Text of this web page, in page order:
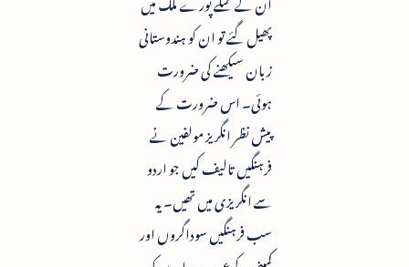
پھیل گئے تو ان کو ہندوستانی
زبان سیکھنے کی ضرورت
ہوئی۔ اس ضرورت کے
پیش نظر انگریز مولفین نے
فرہنگیں تالیف کیں جو اردو
سے انگریزی میں تھیں۔ یہ
سب فرہنگیں سوداگروں اور